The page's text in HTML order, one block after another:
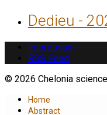
Dedieu -
Impressum
RSS Feed
© 2026 Chelonia science
Home
Abstract